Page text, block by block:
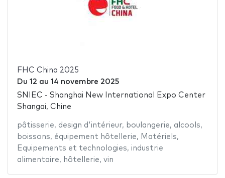
FHC China 2025
Du 12 au 14 novembre 2025
SNIEC - Shanghai New International Expo Center
Shangai, Chine
pâtisserie, design d'intérieur, boulangerie, alcools,
boissons, équipement hôtellerie, Matériels,
Equipements et technologies, industrie
alimentaire, hôtellerie, vin